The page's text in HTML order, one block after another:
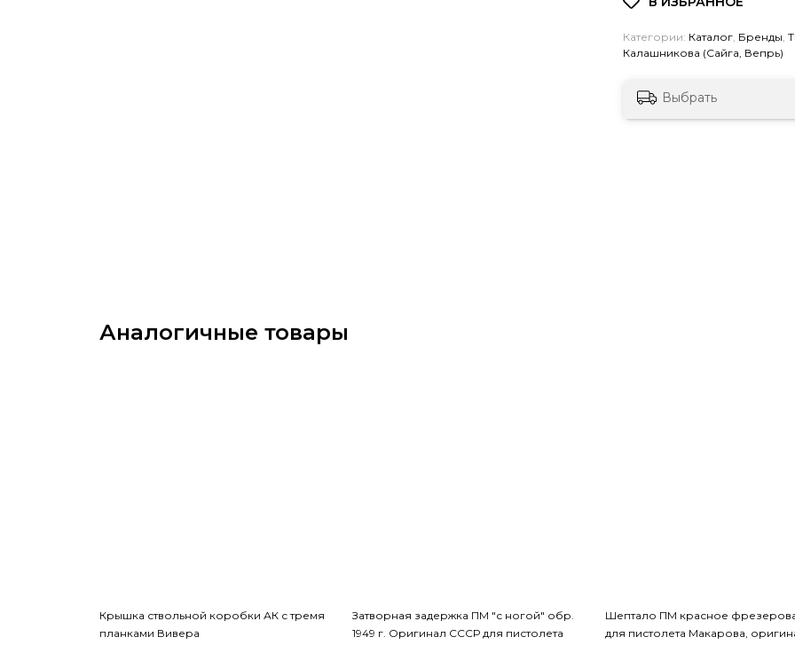
Категории: Каталог, Бренды,
Калашникова (Сайга, Вепрь)
Выбрать
Аналогичные товары
Крышка ствольной коробки АК с тремя
планками Вивера
Затворная задержка ПМ "с ногой" обр.
1949 г. Оригинал СССР для пистолета
Шептало ПМ красное
для пистолета Макарова,